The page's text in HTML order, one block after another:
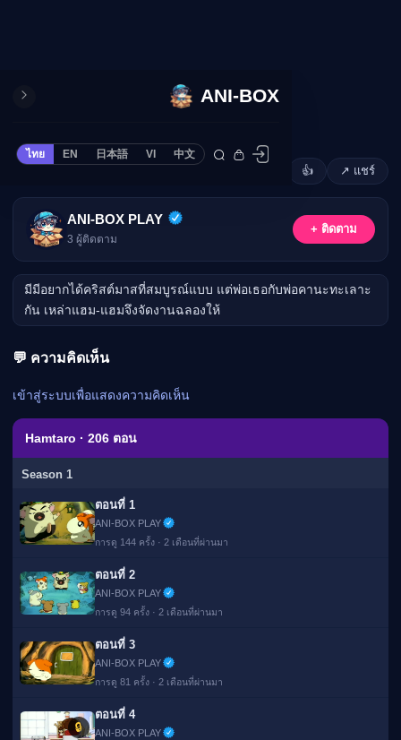
中文
Collection
Deck Builder
Deck Library
Deck Share
PREMIUM SERVICE
🔒
กรุณาเข้าสู่ระบบเพื่อรับชม
ตอนที่ 129: Mimi’s Christmas
👍 ↗ แชร์
ANI-BOX PLAY
3 ผู้ติดตาม
+ ติดตาม
มีมีอยากได้คริสต์มาสที่สมบูรณ์แบบ แต่พ่อเธอกับพ่อคานะทะเลาะ
กัน เหล่าแฮม-แฮมจึงจัดงานฉลองให้
💬 ความคิดเห็น
เข้าสู่ระบบเพื่อแสดงความคิดเห็น
Hamtaro · 206 ตอน
Season 1
ตอนที่ 1
ANI-BOX PLAY
การดู 144 ครั้ง · 2 เดือนที่ผ่านมา
ตอนที่ 2
ANI-BOX PLAY
การดู 94 ครั้ง · 2 เดือนที่ผ่านมา
ตอนที่ 3
ANI-BOX PLAY
การดู 81 ครั้ง · 2 เดือนที่ผ่านมา
🔒
ตอนที่ 4
ANI-BOX PLAY